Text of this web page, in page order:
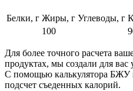
Белки, г Жиры, г Углеводы, г
100
Для более точного расчета
продуктах, мы создали для
С помощью калькулятора БЖУ
подсчет съеденных калорий.